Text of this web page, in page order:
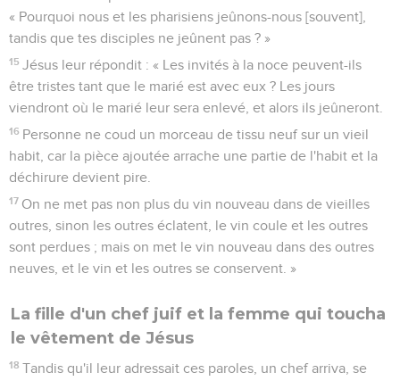
« Pourquoi nous et les pharisiens jeûnons-nous [souvent],
tandis que tes disciples ne jeûnent pas ? »
15 Jésus leur répondit : « Les invités à la noce peuvent-ils
être tristes tant que le marié est avec eux ? Les jours
viendront où le marié leur sera enlevé, et alors ils jeûneront.
16 Personne ne coud un morceau de tissu neuf sur un vieil
habit, car la pièce ajoutée arrache une partie de l'habit et la
déchirure devient pire.
17 On ne met pas non plus du vin nouveau dans de vieilles
outres, sinon les outres éclatent, le vin coule et les outres
sont perdues ; mais on met le vin nouveau dans des outres
neuves, et le vin et les outres se conservent. »
La fille d'un chef juif et la femme qui toucha
le vêtement de Jésus
18 Tandis qu'il leur adressait ces paroles, un chef arriva, se